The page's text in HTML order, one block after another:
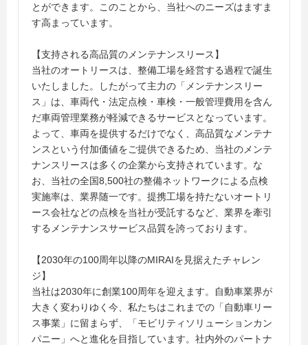
とができます。このことから、当社へのニーズはますま
す高まっています。
【支持される高品質のメンテナンスリース】
当社のオートリースは、整備工場を経営する過程で誕生
いたしました。したがって主力の「メンテナンスリー
ス」は、車両代・法定点検・車検・一般管理費用を含ん
だ車両管理業務が軽減できるサービスとなっています。
よって、車両を提供するだけでなく、高品質なメンテナ
ンスという付加価値をご提供できるため、当社のメンテ
ナンスリースは多くの企業から支持されています。な
お、当社の全国8,500社の整備ネットワークによる点検
実施率は、業界随一です。提携工場を持たないオートリ
ース会社などの点検を当社が受託するなど、業界を牽引
するメンテナンスサービス品質を誇っております。
【2030年の100周年以降のMIRAIを見据えたチャレン
ジ】
当社は2030年に創業100周年を迎えます。自動車業界が
大きく変わりゆく今、私たちはこれまでの「自動車リー
ス事業」に留まらず、「モビリティソリューションカン
パニー」へと進化を目指しています。社内外のパートナ